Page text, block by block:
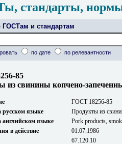
стандарты,
ГОСТам и стандартам
по дате по релевантности
85
из свинины копчено-
ГОСТ 18256-85
русском языке
Продукты из
английском языке
Pork products,
в действие
01.07.1986
67.120.10